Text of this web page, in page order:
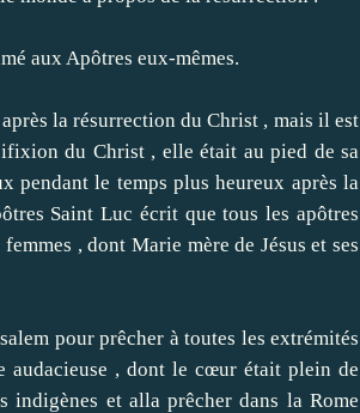
aux Apôtres eux-mêmes.
la résurrection du Christ , mais il est
du Christ , elle était au pied de sa
pendant le temps plus heureux après la
Saint Luc écrit que tous les apôtres
, dont Marie mère de Jésus et ses
pour prêcher à toutes les extrémités
audacieuse , dont le cœur était plein de
indigènes et alla prêcher dans la Rome